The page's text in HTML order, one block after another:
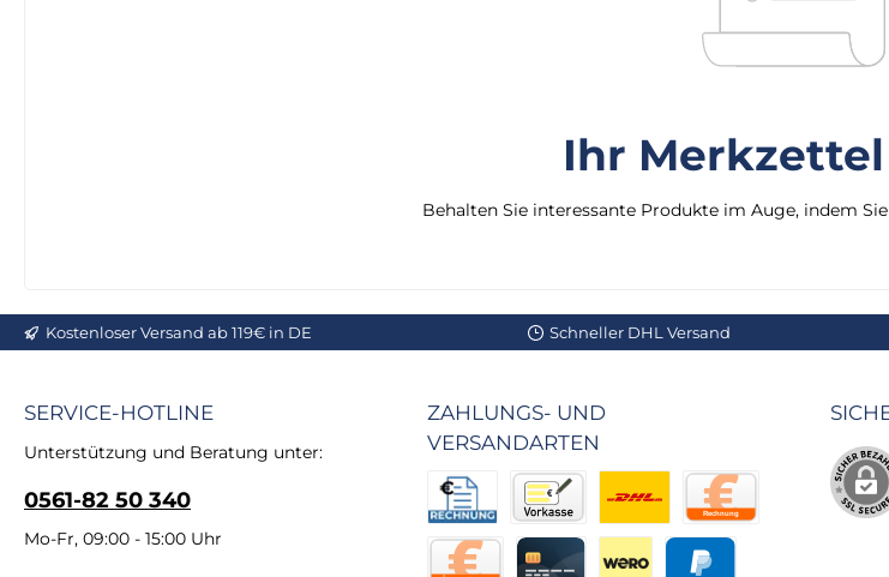
Ihr
Behalten Sie interessante Produkte im Auge, indem
Kostenloser Versand ab 119€ in DE Schneller DHL Versand
SERVICE-HOTLINE
Unterstützung und Beratung unter:
0561-82 50 340
Mo-Fr, 09:00 - 15:00 Uhr
ZAHLUNGS- UND
VERSANDARTEN
Rechnung
Rechnung für Behörden
Vorkasse Benutzerdefiniertes Bild 2